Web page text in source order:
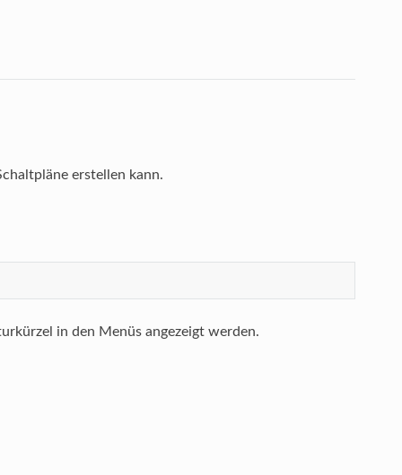
erstellen kann.
in den Menüs angezeigt werden.